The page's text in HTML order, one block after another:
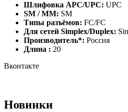
Шлифовка APC/UPC: UPC
SM / MM: SM
Типы разъёмов: FC/FC
Для сетей Simplex/Duplex:
Производитель*: Россия
Длина : 20
Вконтакте
Новинки